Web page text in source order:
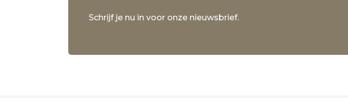
Schrijf je nu in voor onze nieuwsbrief.